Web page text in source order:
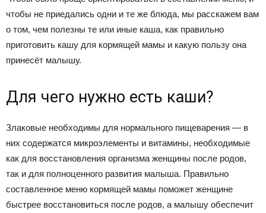
чтобы не приедались одни и те же блюда, мы расскажем вам
о том, чем полезны те или иные каша, как правильно
приготовить кашу для кормящей мамы и какую пользу она
принесёт малышу.
Для чего нужно есть каши?
Злаковые необходимы для нормального пищеварения — в
них содержатся микроэлементы и витамины, необходимые
как для восстановления организма женщины после родов,
так и для полноценного развития малыша. Правильно
составленное меню кормящей мамы поможет женщине
быстрее восстановиться после родов, а малышу обеспечит